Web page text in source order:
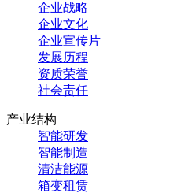
企业战略
企业文化
企业宣传片
发展历程
资质荣誉
社会责任
产业结构
智能研发
智能制造
清洁能源
箱变租赁